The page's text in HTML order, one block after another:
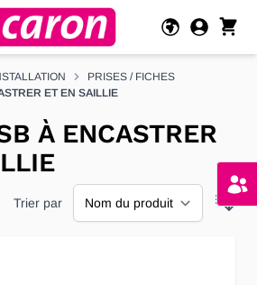
PRISES / FICHES
ET EN SAILLIE
À ENCASTRER
Trier par